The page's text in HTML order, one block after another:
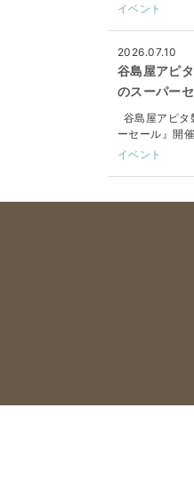
イベント
2026.07.10
谷島屋アピ
のスーパー
谷島屋アピタ
ーセール』開
イベント